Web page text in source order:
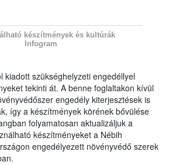
készítmények és kultúrák
Infogram
kiadott szükséghelyzeti engedéllyel
tekinti át. A benne foglaltakon kívül
engedély kiterjesztések is
így a készítmények körének bővülése
folyamatosan aktualizáljuk a
készítményeket a Nébih
engedélyezett növényvédő szerek